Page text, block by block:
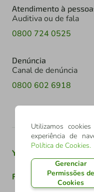
Atendimento à
Auditiva ou de fala
0800 724 0525
Denúncia
Canal de denúncia
0800 602 6918
Youtube
Facebook TikTok
Utilizamos
experiência de
Política de Cookies.
Gerenciar
Permissões de
Cookies